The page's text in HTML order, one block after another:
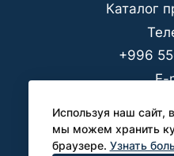
Используя наш сайт,
мы можем хранить
браузере. Узнать
Каталог
+996
E-